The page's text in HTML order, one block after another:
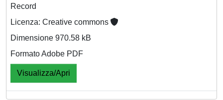
Record
Licenza: Creative commons
Dimensione 970.58 kB
Formato Adobe PDF
Visualizza/Apri